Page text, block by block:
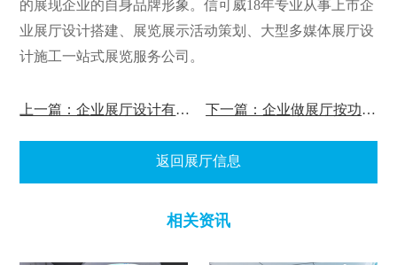
的展现企业的自身品牌形象。信可威18年专业从事上市企
业展厅设计搭建、展览展示活动策划、大型多媒体展厅设
计施工一站式展览服务公司。
上一篇：企业展厅设计有哪些设计原则? 下一篇：企业做展厅按功能可分哪些类型?
返回展厅信息
相关资讯